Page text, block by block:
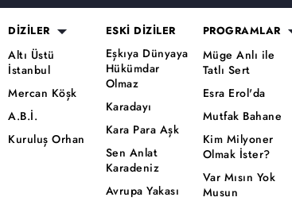
DİZİLER
Altı Üstü
İstanbul
Mercan Köşk
A.B.İ.
Kuruluş Orhan
ESKİ DİZİLER
Eşkıya Dünyaya
Hükümdar
Olmaz
Karadayı
Kara Para Aşk
Sen Anlat
Karadeniz
Avrupa Yakası
PROGRAMLAR
Müge Anlı ile
Tatlı Sert
Esra Erol'da
Mutfak Bahane
Kim Milyoner
Olmak İster?
Var Mısın Yok
Musun